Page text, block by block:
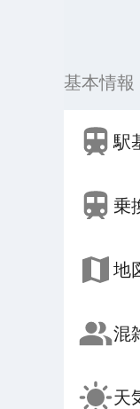
基本情報
駅
乗
地
混
天